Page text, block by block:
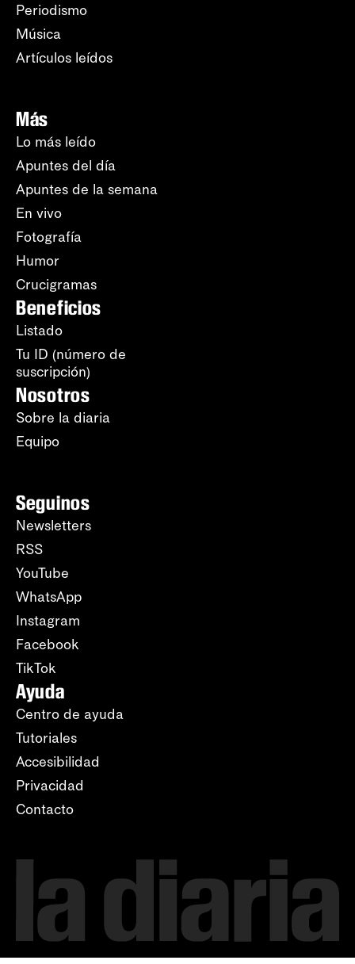
Periodismo
Música
Artículos leídos
Más
Lo más leído
Apuntes del día
Apuntes de la semana
En vivo
Fotografía
Humor
Crucigramas
Beneficios
Listado
Tu ID (número de
suscripción)
Nosotros
Sobre la diaria
Equipo
Seguinos
Newsletters
RSS
YouTube
WhatsApp
Instagram
Facebook
TikTok
Ayuda
Centro de ayuda
Tutoriales
Accesibilidad
Privacidad
Contacto